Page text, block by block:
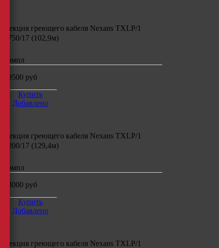
Секция греющего кабеля Nexans TXLP/1
1750/17 (102,9м)
компл
19500 руб
Купить
Добавлено
Секция греющего кабеля Nexans TXLP/1
2200/17 (129,4м)
компл
23000 руб
Купить
Добавлено
Секция греющего кабеля Nexans TXLP/1